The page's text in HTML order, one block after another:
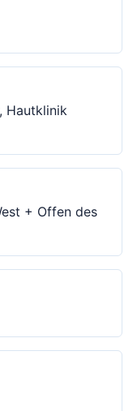
Hautklinik
+ Offen des